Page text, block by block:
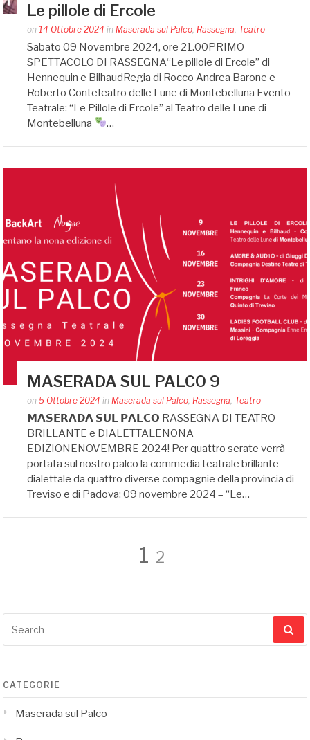
Le pillole di Ercole
Posted
by
auditoriumaserada@gmail.com
on 14 Ottobre 2024 in Maserada sul Palco Rassegna Teatro
Sabato 09 Novembre 2024, ore 21.00PRIMO
SPETTACOLO DI RASSEGNA“Le pillole di Ercole” di
Hennequin e BilhaudRegia di Rocco Andrea Barone e
Roberto ConteTeatro delle Lune di Montebelluna Evento
Teatrale: “Le Pillole di Ercole” al Teatro delle Lune di
Montebelluna
…
MASERADA SUL PALCO 9
Posted
by
on5 Ottobre 2024 in Maserada sul Palco Rassegna Teatro
𝗠𝗔𝗦𝗘𝗥𝗔𝗗𝗔 𝗦𝗨𝗟 𝗣𝗔𝗟𝗖𝗢 RASSEGNA DI TEATRO
BRILLANTE e DIALETTALENONA
EDIZIONENOVEMBRE 2024! Per quattro serate verrà
portata sul nostro palco la commedia teatrale brillante
dialettale da quattro diverse compagnie della provincia di
Treviso e di Padova: 09 novembre 2024 – “Le…
Navigazione
articoli
Page
1 Page
2
for:
CATEGORIE
Maserada sul Palco